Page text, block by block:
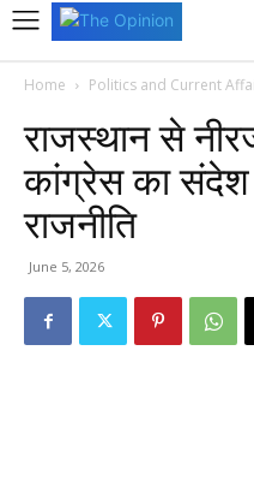
Home Politics and Current
राजस्थान से
कांग्रेस का संदेश
राजनीति
June 5, 2026